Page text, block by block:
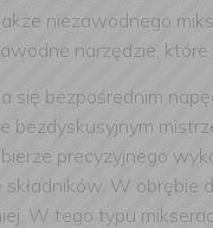
niezawodnego
narzędzie,
się bezpośrednim
bezdyskusyjnym
precyzyjnego
składników. W
W tego typu